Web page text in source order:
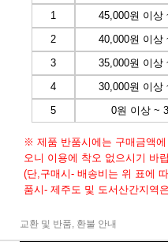
1
45,000원 이상
2
40,000원 이상
3
35,000원 이상
4
30,000원 이상
5
0원 이상 ~
※ 제품 반품시에는 구매금액
오니 이용에 착오 없으시기 바
(단,구매시- 배송비는 위 표에
품시- 제주도 및 도서산간지역
교환 및 반품, 환불 안내